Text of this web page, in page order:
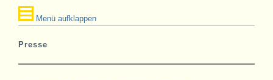
Menü aufklappen
Presse